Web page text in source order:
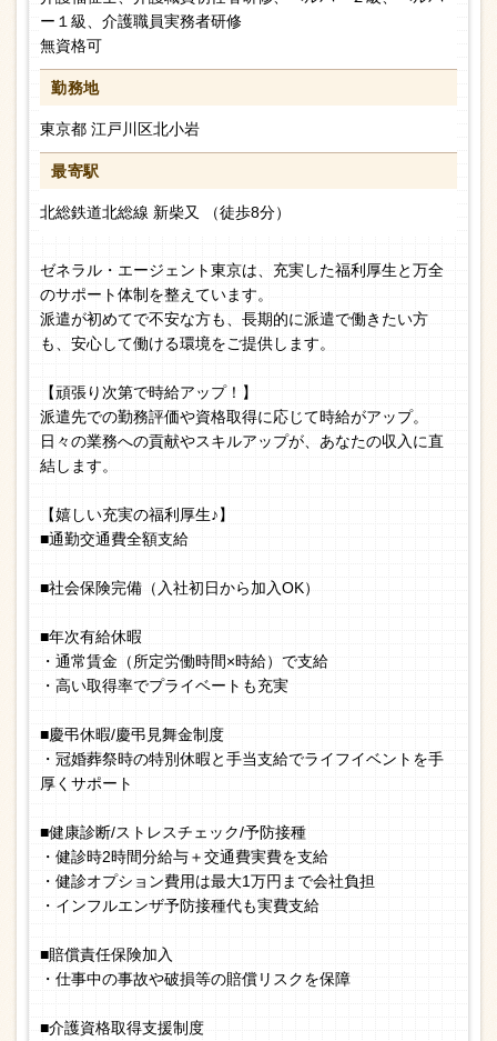
ー１級、介護職員実務者研修
無資格可
勤務地
東京都 江戸川区北小岩
最寄駅
北総鉄道北総線 新柴又 （徒歩8分）
ゼネラル・エージェント東京は、充実した福利厚生と万全
のサポート体制を整えています。
派遣が初めてで不安な方も、長期的に派遣で働きたい方
も、安心して働ける環境をご提供します。
【頑張り次第で時給アップ！】
派遣先での勤務評価や資格取得に応じて時給がアップ。
日々の業務への貢献やスキルアップが、あなたの収入に直
結します。
【嬉しい充実の福利厚生♪】
■通勤交通費全額支給
■社会保険完備（入社初日から加入OK）
■年次有給休暇
・通常賃金（所定労働時間×時給）で支給
・高い取得率でプライベートも充実
■慶弔休暇/慶弔見舞金制度
・冠婚葬祭時の特別休暇と手当支給でライフイベントを手
厚くサポート
■健康診断/ストレスチェック/予防接種
・健診時2時間分給与＋交通費実費を支給
・健診オプション費用は最大1万円まで会社負担
・インフルエンザ予防接種代も実費支給
■賠償責任保険加入
・仕事中の事故や破損等の賠償リスクを保障
■介護資格取得支援制度